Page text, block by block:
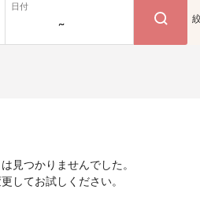
日付
~
見つかりませんでした。
してお試しください。